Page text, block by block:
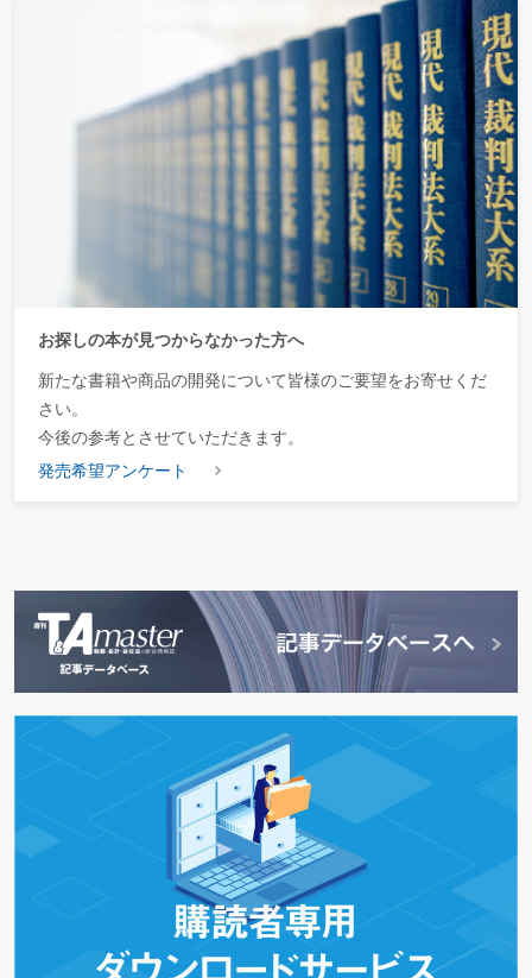
お探しの本が見つからなかった方へ
新たな書籍や商品の開発について皆様のご要望をお寄せくだ
さい。
今後の参考とさせていただきます。
発売希望アンケート